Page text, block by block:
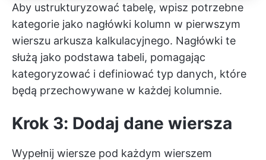
Aby ustrukturyzować tabelę, wpisz potrzebne
kategorie jako nagłówki kolumn w pierwszym
wierszu arkusza kalkulacyjnego. Nagłówki te
służą jako podstawa tabeli, pomagając
kategoryzować i definiować typ danych, które
będą przechowywane w każdej kolumnie.
Krok 3: Dodaj dane wiersza
Wypełnij wiersze pod każdym wierszem